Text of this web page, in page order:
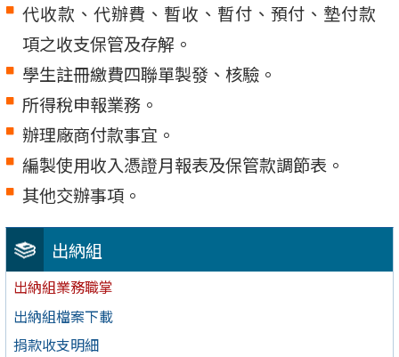
出納組
出納組業務職掌
出納組檔案下載
捐款收支明細
代收款、代辦費、暫收、暫付、預付、墊付款
項之收支保管及存解。
學生註冊繳費四聯單製發、核驗。
所得稅申報業務。
辦理廠商付款事宜。
編製使用收入憑證月報表及保管款調節表。
其他交辦事項。